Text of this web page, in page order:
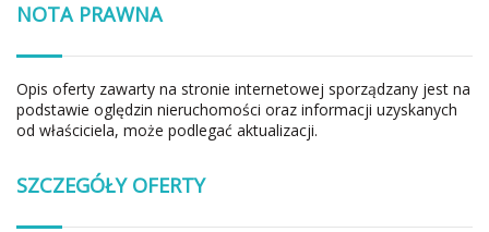
NOTA PRAWNA
Opis oferty zawarty na stronie internetowej sporządzany jest na
podstawie oględzin nieruchomości oraz informacji uzyskanych
od właściciela, może podlegać aktualizacji.
SZCZEGÓŁY OFERTY